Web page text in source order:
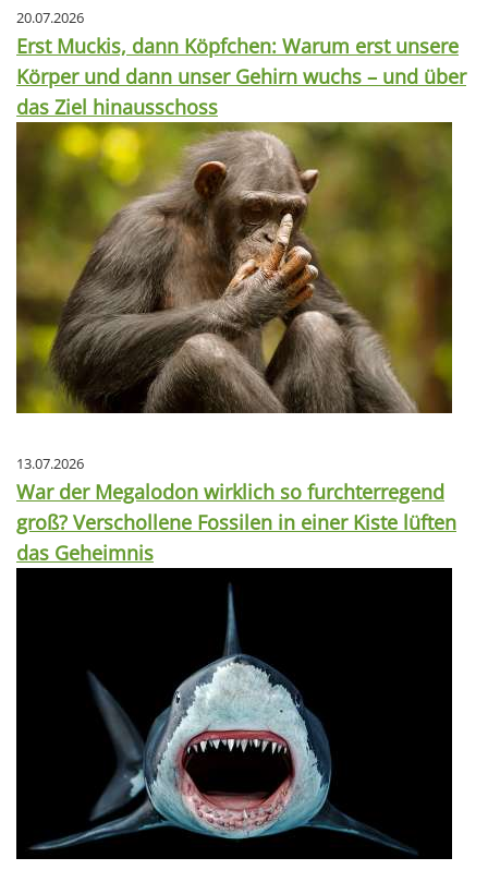
20.07.2026
Erst Muckis, dann Köpfchen: Warum erst unsere
Körper und dann unser Gehirn wuchs – und über
das Ziel hinausschoss
13.07.2026
War der Megalodon wirklich so furchterregend
groß? Verschollene Fossilen in einer Kiste lüften
das Geheimnis